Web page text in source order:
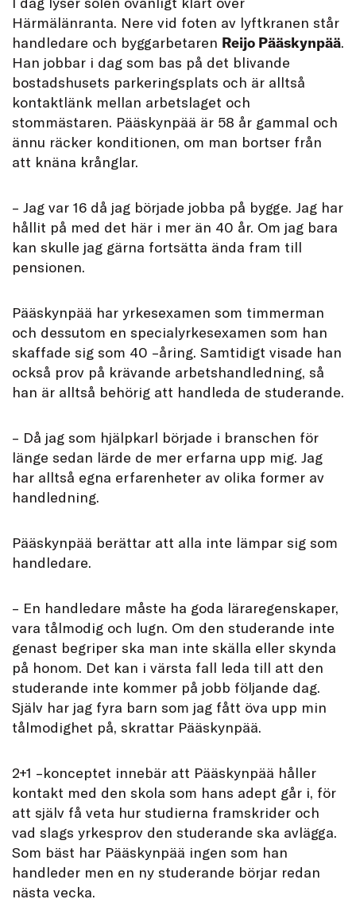
Härmälänranta. Nere vid foten av lyftkranen står
handledare och byggarbetaren Reijo Pääskynpää.
Han jobbar i dag som bas på det blivande
bostadshusets parkeringsplats och är alltså
kontaktlänk mellan arbetslaget och
stommästaren. Pääskynpää är 58 år gammal och
ännu räcker konditionen, om man bortser från
att knäna krånglar.
– Jag var 16 då jag började jobba på bygge. Jag har
hållit på med det här i mer än 40 år. Om jag bara
kan skulle jag gärna fortsätta ända fram till
pensionen.
Pääskynpää har yrkesexamen som timmerman
och dessutom en specialyrkesexamen som han
skaffade sig som 40 –åring. Samtidigt visade han
också prov på krävande arbetshandledning, så
han är alltså behörig att handleda de studerande.
– Då jag som hjälpkarl började i branschen för
länge sedan lärde de mer erfarna upp mig. Jag
har alltså egna erfarenheter av olika former av
handledning.
Pääskynpää berättar att alla inte lämpar sig som
handledare.
– En handledare måste ha goda läraregenskaper,
vara tålmodig och lugn. Om den studerande inte
genast begriper ska man inte skälla eller skynda
på honom. Det kan i värsta fall leda till att den
studerande inte kommer på jobb följande dag.
Själv har jag fyra barn som jag fått öva upp min
tålmodighet på, skrattar Pääskynpää.
2+1 –konceptet innebär att Pääskynpää håller
kontakt med den skola som hans adept går i, för
att själv få veta hur studierna framskrider och
vad slags yrkesprov den studerande ska avlägga.
Som bäst har Pääskynpää ingen som han
handleder men en ny studerande börjar redan
nästa vecka.